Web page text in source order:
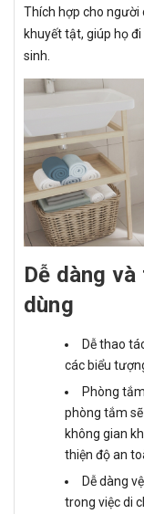
Thích hợp cho người
khuyết tật, giúp họ
sinh.
Dễ dàng
dùng
Dễ thao
các biểu
Phòng
phòng tắm
không gian
thiện độ an
Dễ dàng
trong việc di